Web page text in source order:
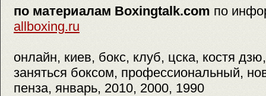
по материалам Boxingtalk.com по
allboxing.ru
онлайн, киев, бокс, клуб, цска, костя
заняться боксом, профессиональный,
пенза, январь, 2010, 2000, 1990